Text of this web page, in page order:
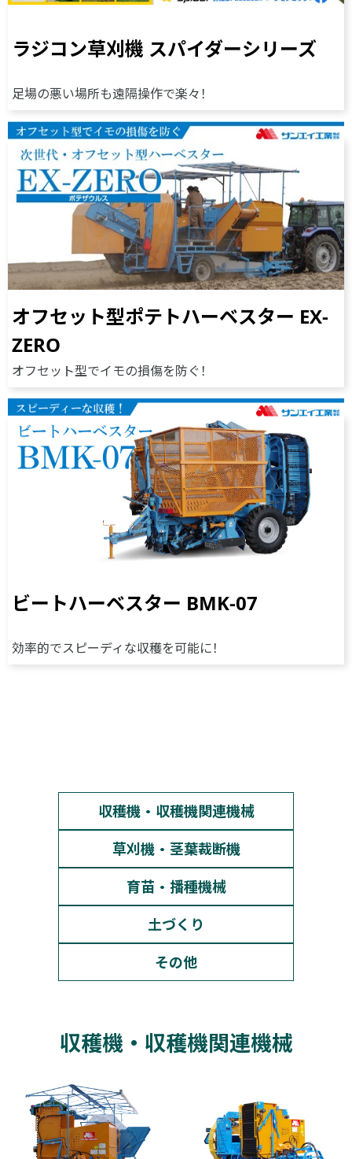
ラジコン草刈機 スパイダーシリーズ
足場の悪い場所も遠隔操作で楽々！
オフセット型ポテトハーベスター EX-
ZERO
オフセット型でイモの損傷を防ぐ！
ビートハーベスター BMK-07
効率的でスピーディな収穫を可能に！
収穫機・収穫機関連機械
草刈機・茎葉裁断機
育苗・播種機械
土づくり
その他
収穫機・収穫機関連機械